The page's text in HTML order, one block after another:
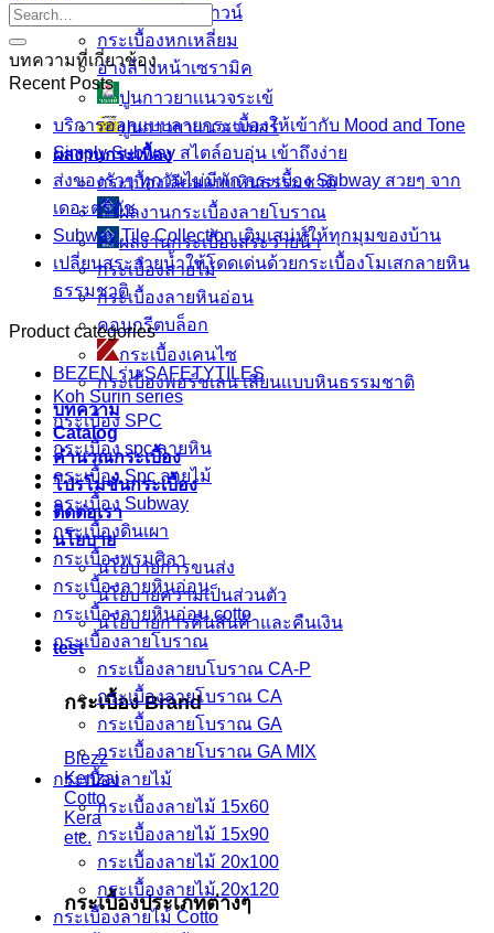
ควอร์ท ราวน์
กระเบื้องหกเหลี่ยม
อ่างล้างหน้าเซรามิค
ปูนกาวยาเเนวจระเข้
ปูนกาวยาเเนวเวเบอร์
ผลงานกระเบื้อง
กระเบื้องเลียนแบบหินธรรมชาติ
ผลงานกระเบื้องลายโบราณ
ผลงานกระเบื้องสระว่ายนํ้า
กระเบื้องลายไม้
กระเบื้องลายหินอ่อน
คอนกรีตบล็อก
กระเบื้องเคนไซ
กระเบื้องพอร์ชเลน เลียนเเบบหินธรรมชาติ
บทความ
Catalog
คำนวณกระเบื้อง
โปรโมชั่นกระเบื้อง
ติดต่อเรา
นโยบาย
นโยบายการขนส่ง
นโยบายความเป็นส่วนตัว
นโยบายการคืนสินค้าและคืนเงิน
test
กระเบื้อง Brand
Blezz
Kenzai
Cotto
Kera
etc.
กระเบื้องประเภทต่างๆ
บทความที่เกี่ยวข้อง
Recent Posts
บริการออกแบบลายกระเบื้องให้เข้ากับ Mood and Tone
Simply Subway สไตล์อบอุ่น เข้าถึงง่าย
ส่งของรัวๆ ทุกวันไม่มีพัก กระเบื้อง Subway สวยๆ จาก
เดอะตรีทัช
Subway Tile Collection เติมเสน่ห์ให้ทุกมุมของบ้าน
เปลี่ยนสระว่ายน้ำให้โดดเด่นด้วยกระเบื้องโมเสกลายหิน
ธรรมชาติ
Product categories
BEZEN รุ่น SAFETYTILES
Koh Surin series
กระเบื้อง SPC
กระเบื้อง spc ลายหิน
กระเบื้อง Spc ลายไม้
กระเบื้อง Subway
กระเบื้องดินเผา
กระเบื้องพรมศิลา
กระเบื้องลายหินอ่อน
กระเบื้องลายหินอ่อน cotto
กระเบื้องลายโบราณ
กระเบื้องลายบโบราณ CA-P
กระเบื้องลายโบราณ CA
กระเบื้องลายโบราณ GA
กระเบื้องลายโบราณ GA MIX
กระเบื้องลายไม้
กระเบื้องลายไม้ 15x60
กระเบื้องลายไม้ 15x90
กระเบื้องลายไม้ 20x100
กระเบื้องลายไม้ 20x120
กระเบื้องลายไม้ Cotto